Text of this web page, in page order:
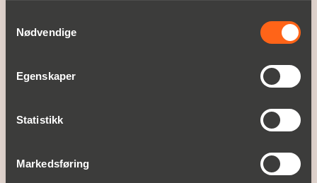
Nødvendige
Egenskaper
Statistikk
Markedsføring